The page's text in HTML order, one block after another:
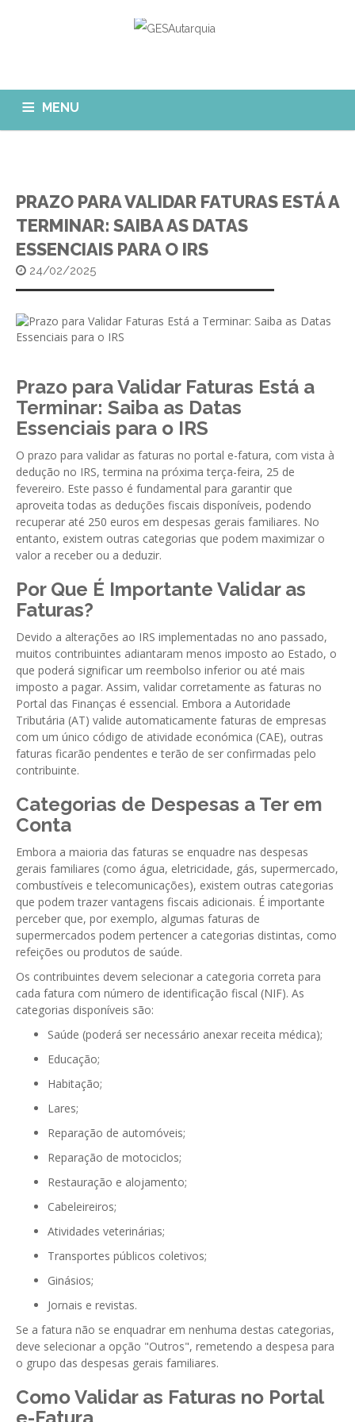
MENU
Quem Somos?
O que fazemos?
Formações
MÓDULOS
APP GESAutarquia
GESContPública
GESDenúncia
GESDocumental
GESElevador
GESEscola
GESEstatística
GESFaturação
GESInventário
GESLicenciamento
GESSocial
GESSNC-AP Reg. Completo
GESProcesso
GESRecrutamento
GESSIADAP III
GESToponímia
GESVencimento
CLIENTES
FAQ
Configurar Email
Custo da Chamada
Isenção de IVA
Submeter SAFT
PRAZO PARA VALIDAR FATURAS ESTÁ A
TERMINAR: SAIBA AS DATAS
ESSENCIAIS PARA O IRS
24/02/2025
Prazo para Validar Faturas Está a
Terminar: Saiba as Datas
Essenciais para o IRS
O prazo para validar as faturas no portal e-fatura, com vista à
dedução no IRS, termina na próxima terça-feira, 25 de
fevereiro. Este passo é fundamental para garantir que
aproveita todas as deduções fiscais disponíveis, podendo
recuperar até 250 euros em despesas gerais familiares. No
entanto, existem outras categorias que podem maximizar o
valor a receber ou a deduzir.
Por Que É Importante Validar as
Faturas?
Devido a alterações ao IRS implementadas no ano passado,
muitos contribuintes adiantaram menos imposto ao Estado, o
que poderá significar um reembolso inferior ou até mais
imposto a pagar. Assim, validar corretamente as faturas no
Portal das Finanças é essencial. Embora a Autoridade
Tributária (AT) valide automaticamente faturas de empresas
com um único código de atividade económica (CAE), outras
faturas ficarão pendentes e terão de ser confirmadas pelo
contribuinte.
Categorias de Despesas a Ter em
Conta
Embora a maioria das faturas se enquadre nas despesas
gerais familiares (como água, eletricidade, gás, supermercado,
combustíveis e telecomunicações), existem outras categorias
que podem trazer vantagens fiscais adicionais. É importante
perceber que, por exemplo, algumas faturas de
supermercados podem pertencer a categorias distintas, como
refeições ou produtos de saúde.
Os contribuintes devem selecionar a categoria correta para
cada fatura com número de identificação fiscal (NIF). As
categorias disponíveis são:
Saúde (poderá ser necessário anexar receita médica);
Educação;
Habitação;
Lares;
Reparação de automóveis;
Reparação de motociclos;
Restauração e alojamento;
Cabeleireiros;
Atividades veterinárias;
Transportes públicos coletivos;
Ginásios;
Jornais e revistas.
Se a fatura não se enquadrar em nenhuma destas categorias,
deve selecionar a opção "Outros", remetendo a despesa para
o grupo das despesas gerais familiares.
Como Validar as Faturas no Portal